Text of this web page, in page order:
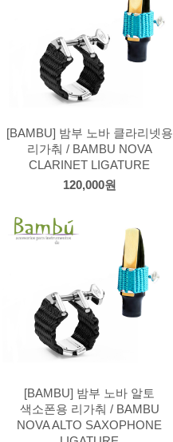
[BAMBU] 밤부 노바 클라리넷용
리가춰 / BAMBU NOVA
CLARINET LIGATURE
120,000원
[BAMBU] 밤부 노바 알토
색소폰용 리가춰 / BAMBU
NOVA ALTO SAXOPHONE